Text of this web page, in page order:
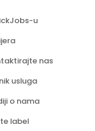
u
nas
usluga
o nama
label